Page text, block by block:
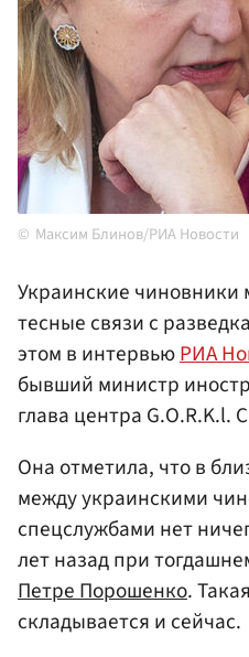
Максим Блинов/РИА Новости
Украинские чиновники
тесные связи с
этом в интервьюРИА
бывший министр
глава центра G.O.R.K.l.
Она отметила, что в
между украинскими
спецслужбами нет
лет назад при
Петре Порошенко.
складывается и сейчас.